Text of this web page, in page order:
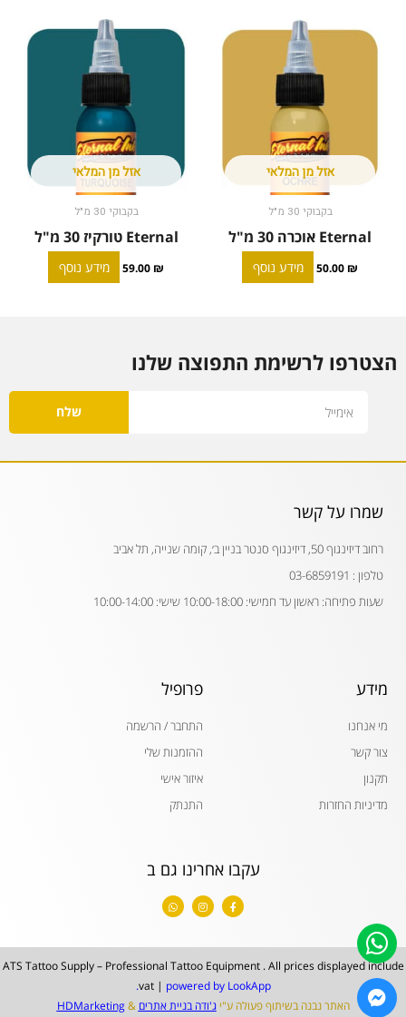
אזל מן המלאי
בקבוקי 30 מ"ל
Eternal אוכרה 30 מ"ל
50.00 ₪ מידע נוסף
אזל מן המלאי
בקבוקי 30 מ"ל
Eternal טורקיז 30 מ"ל
59.00 ₪ מידע נוסף
הצטרפו לרשימת התפוצה שלנו
שלח
שמרו על קשר
רחוב דיזינגוף 50, דיזינגוף סנטר בניין ב׳, קומה שנייה, תל אביב
טלפון : 03-6859191
שעות פתיחה: ראשון עד חמישי: 10:00-18:00 שישי: 10:00-14:00
מידע
מי אנחנו
צור קשר
תקנון
מדיניות החזרות
פרופיל
התחבר / הרשמה
ההזמנות שלי
איזור אישי
התנתק
עקבו אחרינו גם ב
F
a
c
o
k
f
I
n
s
g
a
W
h
a
a
p
p
ATS Tattoo Supply – Professional Tattoo Equipment . All prices displayed include
vat | powered by LookApp.
האתר נבנה בשיתוף פעולה ע"י ג'ודה בניית אתרים &
HDMarketing